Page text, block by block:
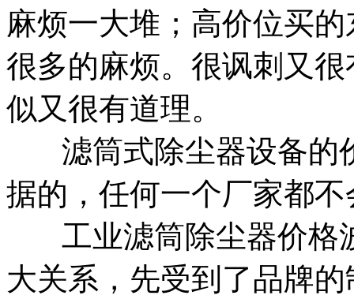
麻烦一大堆；高价位买
很多的麻烦。很讽刺又
似又很有道理。
滤筒式除尘器设备的
据的，任何一个厂家都
工业滤筒除尘器价格
大关系，先受到了品牌